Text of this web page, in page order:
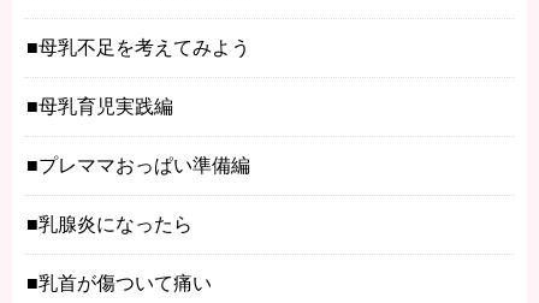
母乳不足を考えてみよう
母乳育児実践編
プレママおっぱい準備編
乳腺炎になったら
乳首が傷ついて痛い